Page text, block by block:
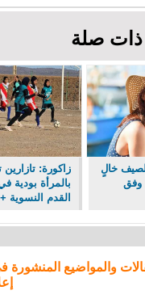
ذات صلة
خالٍ
وفق
زاكورة:
بالمرأة بودية
القدم النسوية
والمواضيع